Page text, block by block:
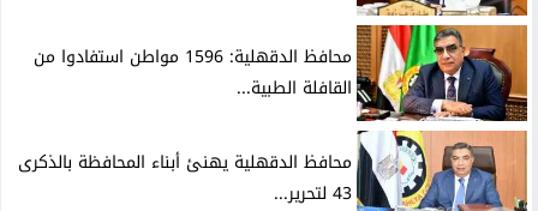
محافظ الدقهلية: 1596 مواطن استفادوا من
القافلة الطبية...
محافظ الدقهلية يهنئ أبناء المحافظة بالذكرى
43 لتحرير...